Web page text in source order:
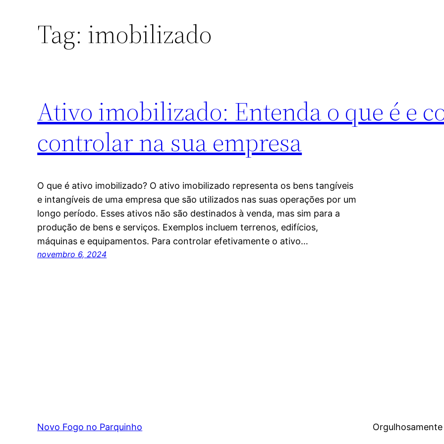
Tag: imobilizado
Ativo imobilizado: Entenda o que é e
controlar na sua empresa
O que é ativo imobilizado? O ativo imobilizado representa os bens tangíveis
e intangíveis de uma empresa que são utilizados nas suas operações por um
longo período. Esses ativos não são destinados à venda, mas sim para a
produção de bens e serviços. Exemplos incluem terrenos, edifícios,
máquinas e equipamentos. Para controlar efetivamente o ativo…
novembro 6, 2024
Novo Fogo no Parquinho